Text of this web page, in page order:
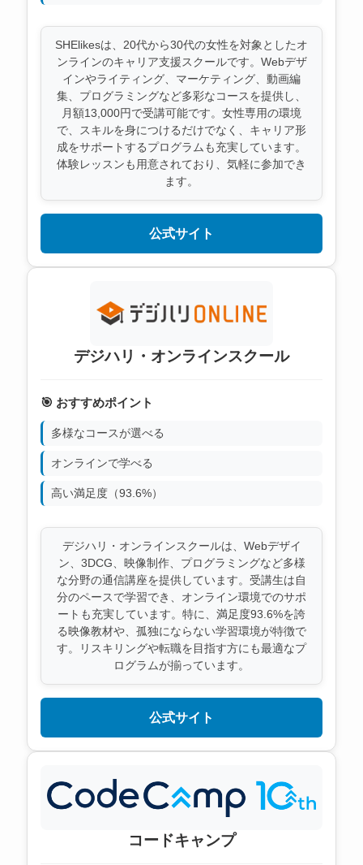
SHElikesは、20代から30代の女性を対象としたオ
ンラインのキャリア支援スクールです。Webデザ
インやライティング、マーケティング、動画編
集、プログラミングなど多彩なコースを提供し、
月額13,000円で受講可能です。女性専用の環境
で、スキルを身につけるだけでなく、キャリア形
成をサポートするプログラムも充実しています。
体験レッスンも用意されており、気軽に参加でき
ます。
公式サイト
デジハリ・オンラインスクール
🎯 おすすめポイント
多様なコースが選べる
オンラインで学べる
高い満足度（93.6%）
デジハリ・オンラインスクールは、Webデザイ
ン、3DCG、映像制作、プログラミングなど多様
な分野の通信講座を提供しています。受講生は自
分のペースで学習でき、オンライン環境でのサポ
ートも充実しています。特に、満足度93.6%を誇
る映像教材や、孤独にならない学習環境が特徴で
す。リスキリングや転職を目指す方にも最適なプ
ログラムが揃っています。
公式サイト
コードキャンプ